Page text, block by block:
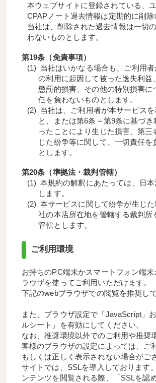
本ウェブサイトに登録されている、
CPAPノート過去情報は定期的に削除
当社は、削除された過去情報は一切
わないものとします。
第19条（免責事項）
当社はいかなる場合も、ご利用
の利用に起因して被った逸失利益
懲罰的損害、その他の特別損害に
任を負わないものとします。
当社は、ご利用者が本サービスを
と、または第6条～第9条に基づき
ったことにより生じた損害、第三
じた紛争等に関して、一切責任を
とします。
第20条（準拠法・裁判管轄）
本規約の解釈にあたっては、日本
します。
本サービスに関して紛争が生じ
社の本店所在地を管轄する裁判所
管轄とします。
ご利用環境
お持ちのPC端末かスマートフォン端
ラウザを使ってご利用いただけます。
下記のwebブラウザでの閲覧を推奨し
また、ブラウザ設定で「JavaScript」
ルシート」を有効にしてください。
なお、推奨環境以外でのご利用や推奨
客様のブラウザの設定によっては、ご
もしくは正しく表示されない場合がご
サイトでは、SSLを導入しております
ンテンツを閲覧される際、「SSLを認